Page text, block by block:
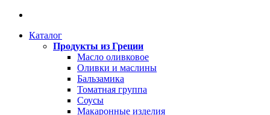
Каталог
Продукты из Греции
Масло оливковое
Оливки и маслины
Бальзамика
Томатная группа
Соусы
Макаронные изделия